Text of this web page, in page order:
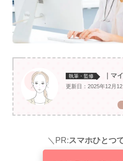
執筆・監修 ｜マ
更新日：2025年12月12
＼PR:スマホひとつ